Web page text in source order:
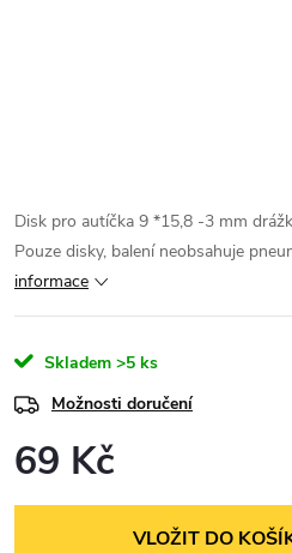
Disk pro autíčka 9 *15,8 -3 mm
Pouze disky, balení neobsahuje
informace
Skladem >5 ks
Možnosti doručení
69 Kč
VLOŽIT DO